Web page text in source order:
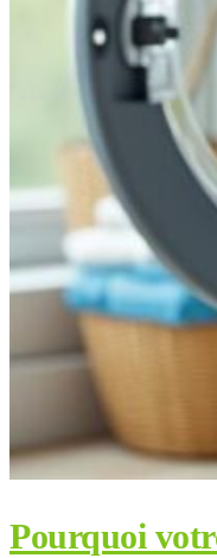
Pourquoi